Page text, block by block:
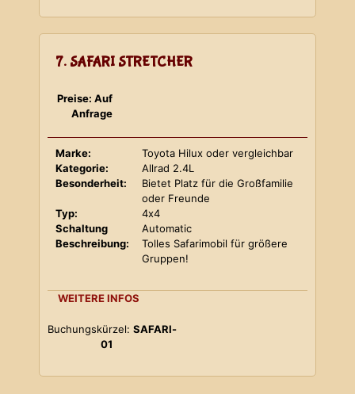
7. SAFARI STRETCHER
Preise: Auf
Anfrage
Marke:
Toyota Hilux oder vergleichbar
Kategorie:
Allrad 2.4L
Besonderheit:
Bietet Platz für die Großfamilie
oder Freunde
Typ:
4x4
Schaltung
Automatic
Beschreibung:
Tolles Safarimobil für größere
Gruppen!
WEITERE INFOS
Buchungskürzel: SAFARI-
01